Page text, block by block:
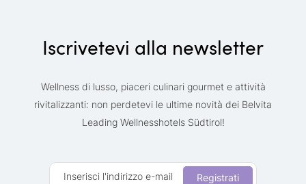
Iscrivetevi alla newsletter
Wellness di lusso, piaceri culinari gourmet e attività
rivitalizzanti: non perdetevi le ultime novità dei Belvita
Leading Wellnesshotels Südtirol!
Inserisci l'indirizzo e-mail Registrati